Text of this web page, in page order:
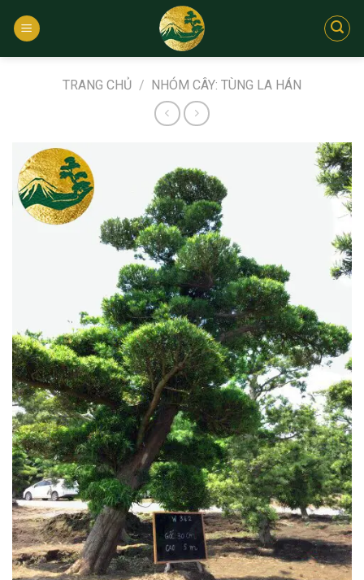
qua
TRANG CHỦ / NHÓM CÂY: TÙNG LA HÁN